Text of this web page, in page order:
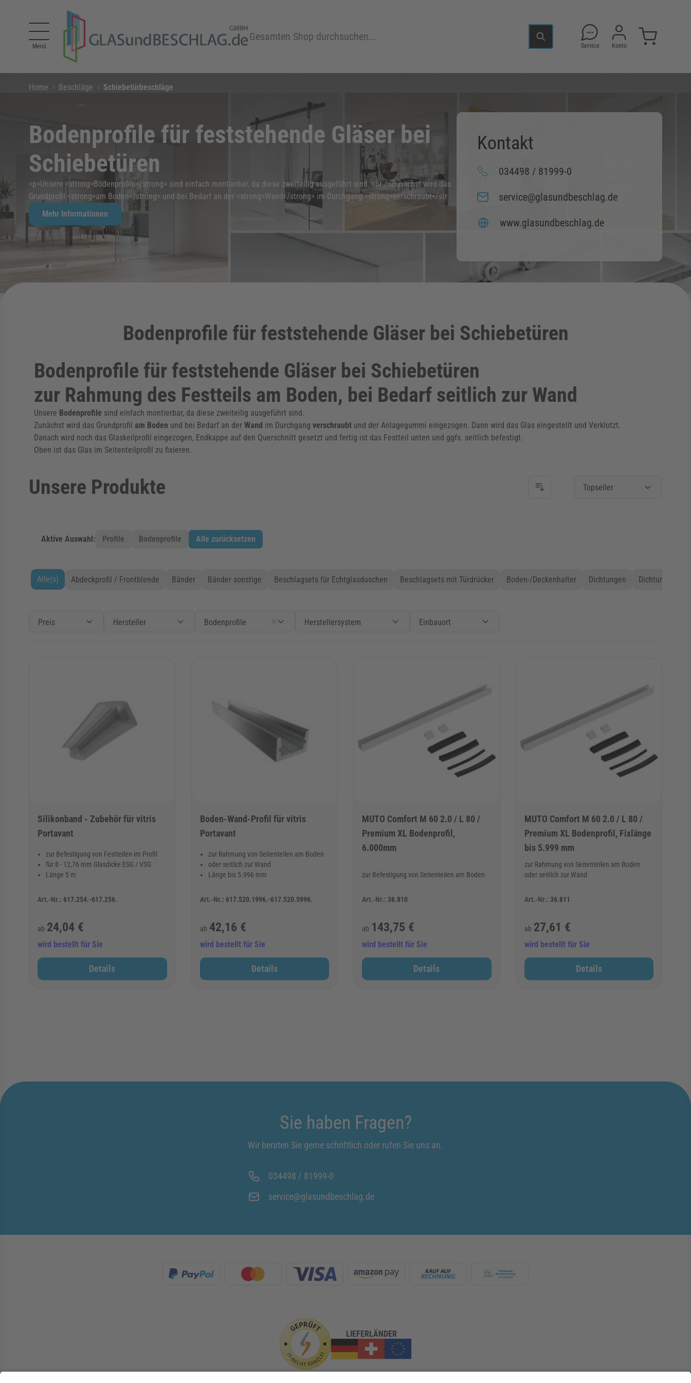
Menü Service Konto
Home Beschläge Schiebetürbeschläge
Bodenprofile für feststehende Gläser bei
Schiebetüren
<p>Unsere <strong>Bodenprofile</strong> sind einfach montierbar, da diese zweiteilig ausgeführt sind. <br />Zunächst wird das
Grundprofil <strong>am Boden</strong> und bei Bedarf an der <strong>Wand</strong> im Durchgang <strong>verschraubt</str
Mehr Informationen
Kontakt
034498 / 81999-0
service@glasundbeschlag.de
www.glasundbeschlag.de
Bodenprofile für feststehende Gläser bei Schiebetüren
Bodenprofile für feststehende Gläser bei Schiebetüren
zur Rahmung des Festteils am Boden, bei Bedarf seitlich zur Wand
Unsere Bodenprofile sind einfach montierbar, da diese zweiteilig ausgeführt sind.
Zunächst wird das Grundprofil am Boden und bei Bedarf an der Wand im Durchgang verschraubt und der Anlagegummi eingezogen. Dann wird das Glas eingestellt und Verklotzt.
Danach wird noch das Glaskeilprofil eingezogen, Endkappe auf den Querschnitt gesetzt und fertig ist das Festteil unten und ggfs. seitlich befestigt.
Oben ist das Glas im Seitenteilprofil zu fixieren.
Unsere Produkte Topseller
Aktive Auswahl: Profile Bodenprofile Alle zurücksetzen
Alle(s) Abdeckprofil / Frontblende Bänder Bänder sonstige Beschlagsets für Echtglasduschen Beschlagsets mit Türdrücker Boden-/Deckenhalter Dichtungen Dichtungen
Preis Hersteller Bodenprofile Herstellersystem Einbauort
Silikonband - Zubehör für vitris
Portavant
zur Befestigung von Festteilen im Profil
für 8 - 12,76 mm Glasdicke ESG / VSG
Länge 5 m
Art.-Nr.: 617.254.-617.256.
ab 24,04 €
wird bestellt für Sie
Details
Boden-Wand-Profil für vitris
Portavant
zur Rahmung von Seitenteilen am Boden
oder seitlich zur Wand
Länge bis 5.996 mm
Art.-Nr.: 617.520.1996.-617.520.5996.
ab 42,16 €
wird bestellt für Sie
Details
MUTO Comfort M 60 2.0 / L 80 /
Premium XL Bodenprofil,
6.000mm
zur Befestigung von Seitenteilen am Boden
Art.-Nr.: 36.810
ab 143,75 €
wird bestellt für Sie
Details
MUTO Comfort M 60 2.0 / L 80 /
Premium XL Bodenprofil, Fixlänge
bis 5.999 mm
zur Rahmung von Seitenteilen am Boden
oder seitlich zur Wand
Art.-Nr.: 36.811
ab 27,61 €
wird bestellt für Sie
Details
Sie haben Fragen?
Wir beraten Sie gerne schriftlich oder rufen Sie uns an.
034498 / 81999-0
service@glasundbeschlag.de
LIEFERLÄNDER